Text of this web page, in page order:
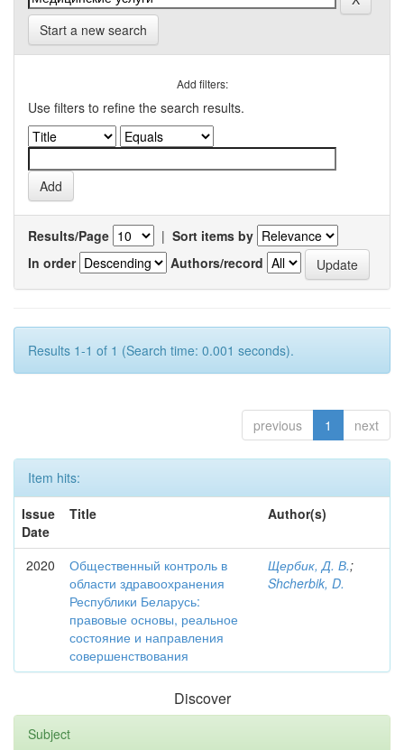
Start a new search
Add filters:
Use filters to refine the search results.
Results/Page | Sort items by
In order
Authors/record
Results 1-1 of 1 (Search time: 0.001 seconds).
previous 1 next
Item hits:
Issue
Date
Title Author(s)
2020
Общественный контроль в
области здравоохранения
Республики Беларусь:
правовые основы, реальное
состояние и направления
совершенствования
Щербик, Д. В.;
Shcherbik, D.
Discover
Subject